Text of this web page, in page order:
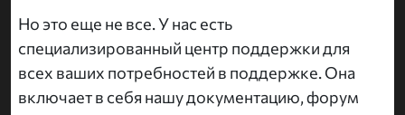
Но это еще не все. У нас есть
специализированный центр поддержки для
всех ваших потребностей в поддержке. Она
включает в себя нашу документацию, форум